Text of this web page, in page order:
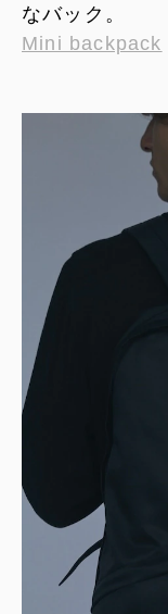
なバック。
Mini backpack